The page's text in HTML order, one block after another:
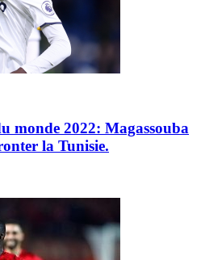
monde 2022: Magassouba
la Tunisie.